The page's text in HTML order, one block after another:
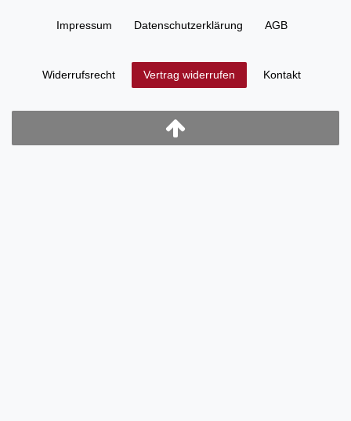
Impressum Daten­schutz­erklärung AGB
Widerrufs­recht Vertrag widerrufen Kontakt